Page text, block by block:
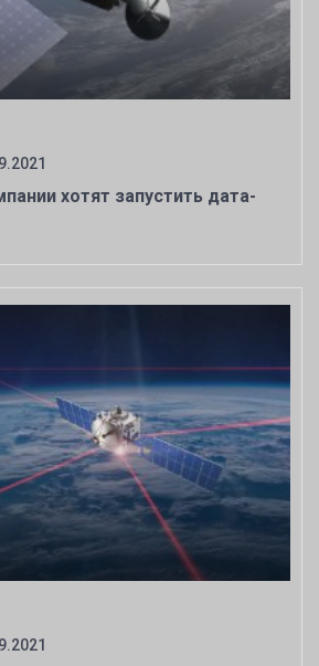
хотят запустить дата-